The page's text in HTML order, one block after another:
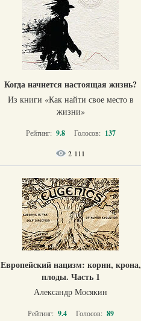
Когда начнется настоящая жизнь?
Из книги «Как найти свое место в
жизни​»
Рейтинг: 9.8 Голосов: 137
2 111
Европейский нацизм: корни, крона,
плоды. Часть 1
Александр Мосякин
Рейтинг: 9.4 Голосов: 89